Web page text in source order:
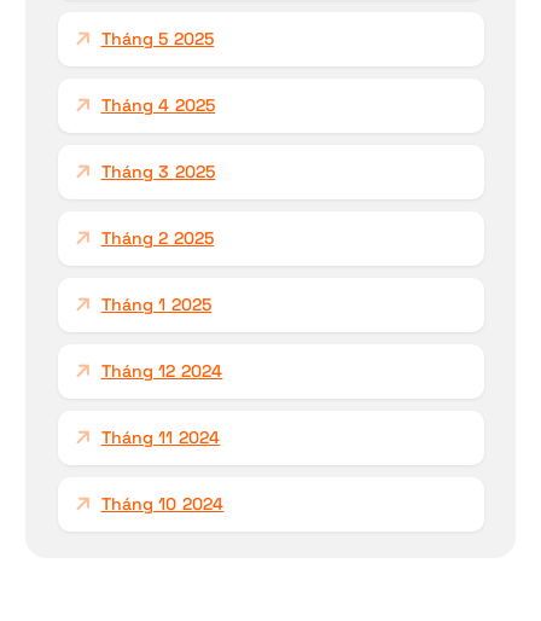
Tháng 5 2025
Tháng 4 2025
Tháng 3 2025
Tháng 2 2025
Tháng 1 2025
Tháng 12 2024
Tháng 11 2024
Tháng 10 2024